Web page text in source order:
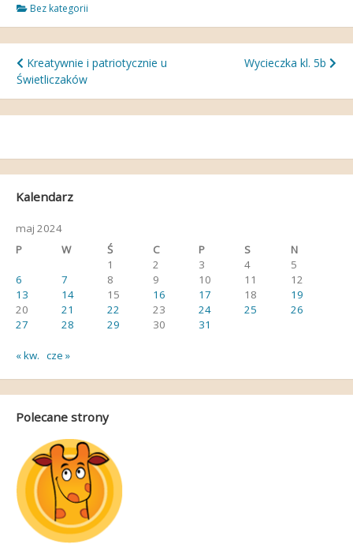
Bez kategorii
Nawigacja
wpisu
Kreatywnie i patriotycznie u
Świetliczaków
Wycieczka kl. 5b
Kalendarz
maj 2024
P
W Ś C P S
N
1
2 3 4
5
6
7 8 9 10 11
12
13
14 15 16 17 18
19
20
21 22 23 24 25
26
27
28 29 30 31
« kw. cze »
Polecane strony